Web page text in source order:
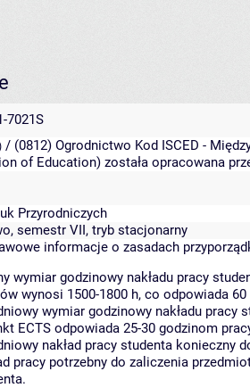
7021S
/ (0812) Ogrodnictwo Kod ISCED -
of Education) została opracowana
Przyrodniczych
semestr VII, tryb stacjonarny
informacje o zasadach
wymiar godzinowy nakładu pracy
wynosi 1500-1800 h, co odpowiada 60
wymiar godzinowy nakładu pracy
ECTS odpowiada 25-30 godzinom
nakład pracy studenta konieczny
pracy potrzebny do zaliczenia